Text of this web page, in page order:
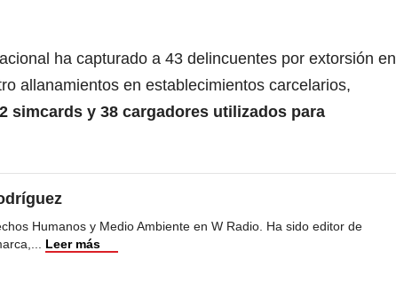
ha capturado a 43 delincuentes por extorsión en
allanamientos en establecimientos carcelarios,
simcards y 38 cargadores utilizados para
Humanos y Medio Ambiente en W Radio. Ha sido editor de
... Leer más